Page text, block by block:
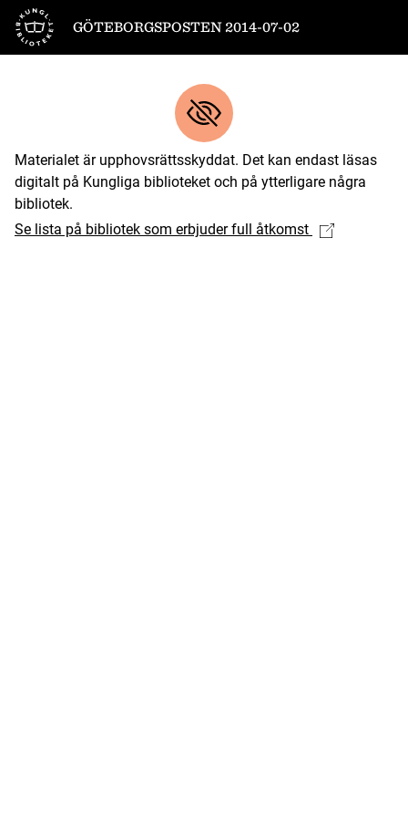
Till startsidan
GÖTEBORGSPOSTEN 2014-07-02
Materialet är upphovsrättsskyddat. Det kan endast läsas
digitalt på Kungliga biblioteket och på ytterligare några
bibliotek.
Se lista på bibliotek som erbjuder full åtkomst